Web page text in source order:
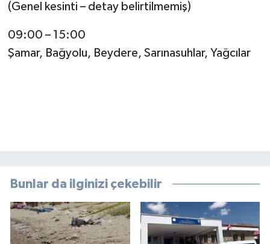
(Genel kesinti – detay belirtilmemiş)
09:00 – 15:00
Şamar, Bağyolu, Beydere, Sarınasuhlar, Yağcılar
Bunlar da ilginizi çekebilir